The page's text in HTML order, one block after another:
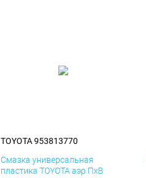
TOYOTA 953813770
Смазка универсальная
пластика TOYOTA аэр ПхВ